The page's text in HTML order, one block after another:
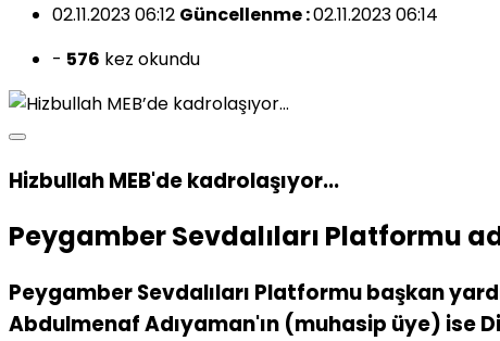
02.11.2023 06:12 Güncellenme :02.11.2023 06:14
- 576 kez okundu
Hizbullah MEB'de kadrolaşıyor...
Peygamber Sevdalıları Platformu
Peygamber Sevdalıları Platformu başkan
Abdulmenaf Adıyaman'ın (muhasip üye) ise